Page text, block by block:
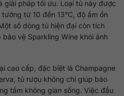
giải pháp tối ưu. Loại tủ này được
từ 10 đến 13°C, độ ẩm ổn
số dòng tủ hiện đại còn tích
vệ Sparkling Wine khỏi ánh
cao cấp, đặc biệt là Champagne
tủ rượu không chỉ giúp bảo
tầm không gian sống. Việc đầu